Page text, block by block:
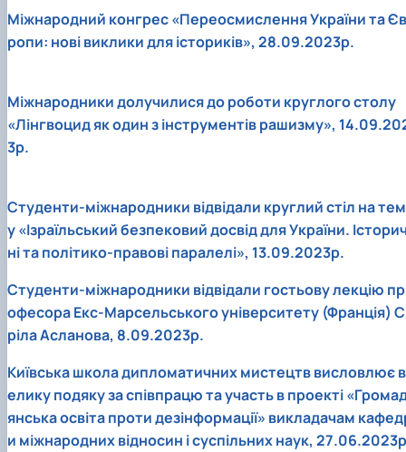
Міжнародний конгрес «Переосмислення України та Єв
ропи: нові виклики для істориків», 28.09.2023р.
Міжнародники долучилися до роботи круглого столу
«Лінгвоцид як один з інструментів рашизму»,
3р.
Студенти-міжнародники відвідали круглий стіл на тем
у «Ізраїльський безпековий досвід для України.
ні та політико-правові паралелі», 13.09.2023р.
Студенти-міжнародники відвідали гостьову лекцію пр
офесора Екс-Марсельського університету (Франція)
ріла Асланова, 8.09.2023р.
Київська школа дипломатичних мистецтв висловлює в
елику подяку за співпрацю та участь в проекті
янська освіта проти дезінформації» викладачам
и міжнародних відносин і суспільних наук,